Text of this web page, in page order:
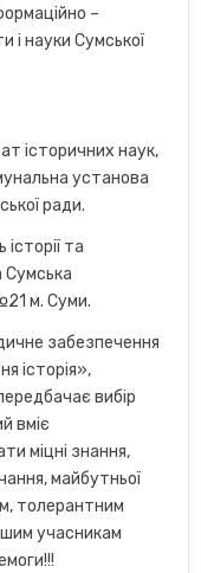
–
і науки Сумської
історичних наук,
установа
ради.
та
Сумська
м. Суми.
забезпечення
історія»,
вибір
вміє
міцні знання,
майбутньої
толерантним
учасникам